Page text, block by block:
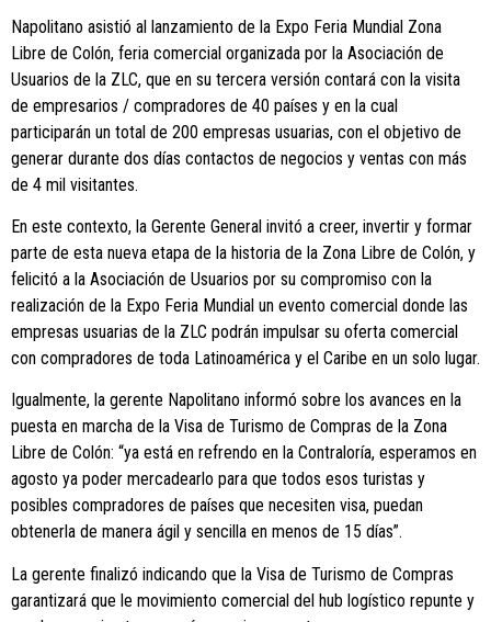
Napolitano asistió al lanzamiento de la Expo Feria Mundial Zona
Libre de Colón, feria comercial organizada por la Asociación de
Usuarios de la ZLC, que en su tercera versión contará con la visita
de empresarios / compradores de 40 países y en la cual
participarán un total de 200 empresas usuarias, con el objetivo de
generar durante dos días contactos de negocios y ventas con más
de 4 mil visitantes.
En este contexto, la Gerente General invitó a creer, invertir y formar
parte de esta nueva etapa de la historia de la Zona Libre de Colón, y
felicitó a la Asociación de Usuarios por su compromiso con la
realización de la Expo Feria Mundial un evento comercial donde las
empresas usuarias de la ZLC podrán impulsar su oferta comercial
con compradores de toda Latinoamérica y el Caribe en un solo lugar.
Igualmente, la gerente Napolitano informó sobre los avances en la
puesta en marcha de la Visa de Turismo de Compras de la Zona
Libre de Colón: “ya está en refrendo en la Contraloría, esperamos en
agosto ya poder mercadearlo para que todos esos turistas y
posibles compradores de países que necesiten visa, puedan
obtenerla de manera ágil y sencilla en menos de 15 días”.
La gerente finalizó indicando que la Visa de Turismo de Compras
garantizará que le movimiento comercial del hub logístico repunte y